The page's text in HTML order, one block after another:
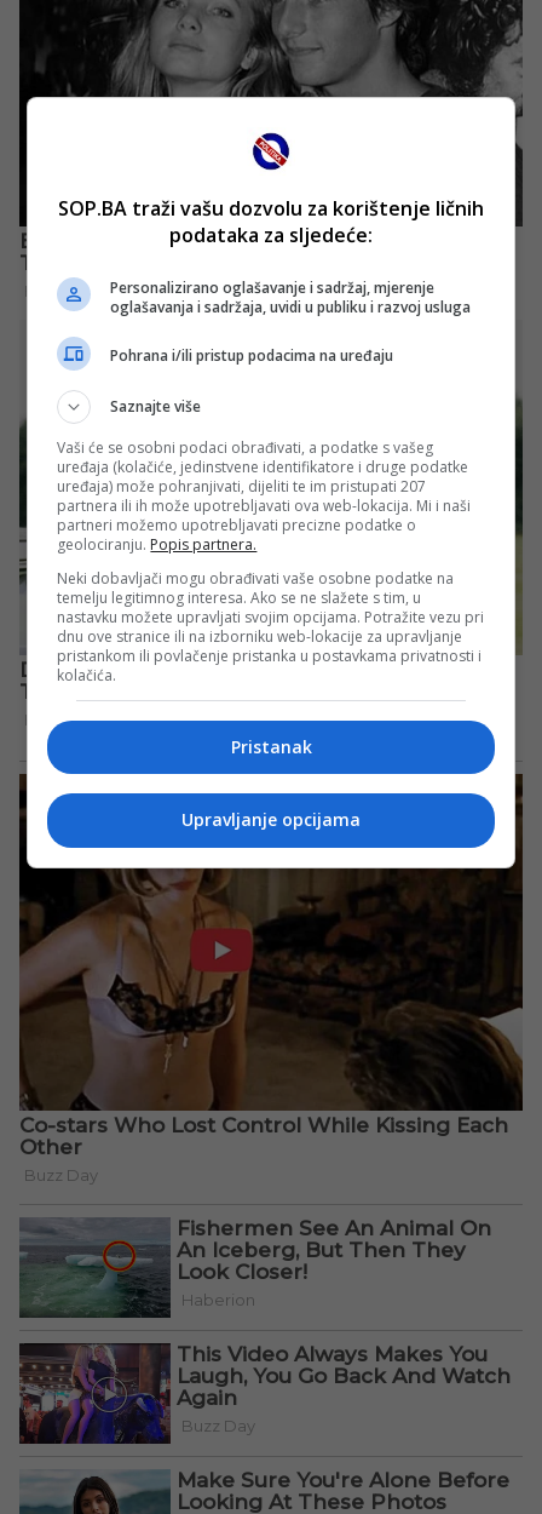
SOP.BA traži vašu dozvolu za korištenje ličnih
podataka za sljedeće:
Personalizirano oglašavanje i sadržaj, mjerenje
oglašavanja i sadržaja, uvidi u publiku i razvoj usluga
Pohrana i/ili pristup podacima na uređaju
Saznajte više
Vaši će se osobni podaci obrađivati, a podatke s vašeg
uređaja (kolačiće, jedinstvene identifikatore i druge podatke
uređaja) može pohranjivati, dijeliti te im pristupati 207
partnera ili ih može upotrebljavati ova web-lokacija. Mi i naši
partneri možemo upotrebljavati precizne podatke o
geolociranju. Popis partnera.
Neki dobavljači mogu obrađivati vaše osobne podatke na
temelju legitimnog interesa. Ako se ne slažete s tim, u
nastavku možete upravljati svojim opcijama. Potražite vezu pri
dnu ove stranice ili na izborniku web-lokacije za upravljanje
pristankom ili povlačenje pristanka u postavkama privatnosti i
kolačića.
Pristanak
Upravljanje opcijama